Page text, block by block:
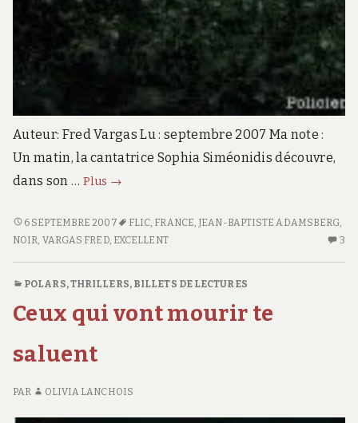
Auteur: Fred Vargas Lu : septembre 2007 Ma note :
Un matin, la cantatrice Sophia Siméonidis découvre,
dans son … Plus Debout
morts
→
DEBOUT
LES
6 SEPTEMBRE 2007 FLIC, FRANCE, JEAN-BAPTISTE ADAMSBERG,
NOIR, VARGAS FRED, EXCELLENT 3
POLARS, THRILLERS, BILLETS DE LECTURES
Ceux qui vont mourir te
saluent
PAR OLIVIA LANCHOIS